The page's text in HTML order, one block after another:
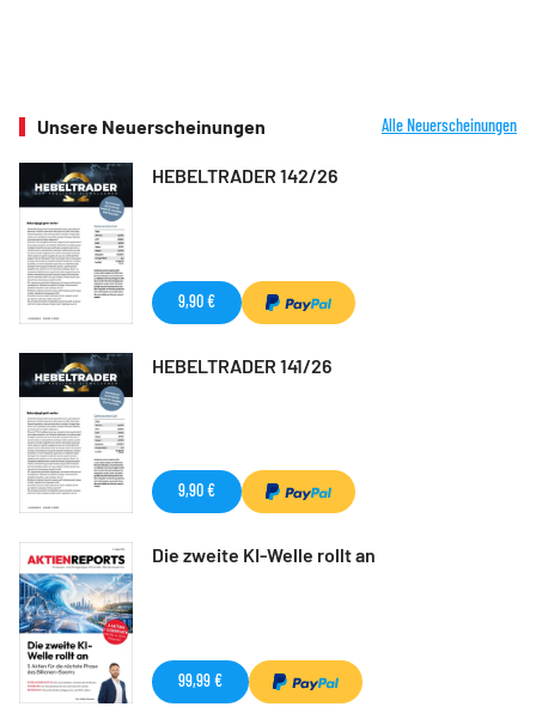
Unsere Neuerscheinungen Alle Neuerscheinungen
HEBELTRADER 142/26
9,90 €
HEBELTRADER 141/26
9,90 €
Die zweite KI-Welle rollt an
99,99 €